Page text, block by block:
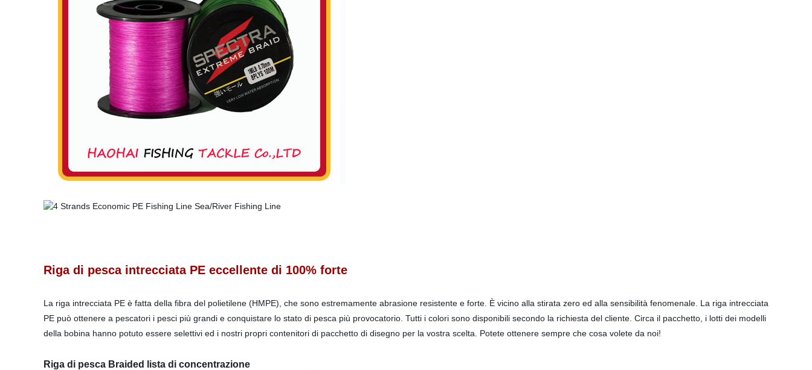
Riga di pesca intrecciata PE eccellente di 100% forte
La riga intrecciata PE è fatta della fibra del polietilene (HMPE), che sono estremamente abrasione resistente e forte. È vicino alla stirata zero ed alla sensibilità fenomenale. La riga intrecciata
PE può ottenere a pescatori i pesci più grandi e conquistare lo stato di pesca più provocatorio. Tutti i colori sono disponibili secondo la richiesta del cliente. Circa il pacchetto, i lotti dei modelli
della bobina hanno potuto essere selettivi ed i nostri propri contenitori di pacchetto di disegno per la vostra scelta. Potete ottenere sempre che cosa volete da noi!
Riga di pesca Braided lista di concentrazione